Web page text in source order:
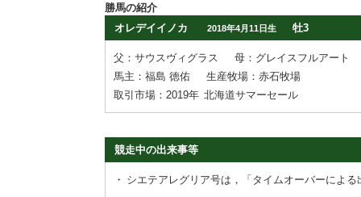
勝馬の紹介
オレデイイノカ
2018年4月11日生 牡3
父：サウスヴィグラス
母：グレイスフルアート
馬主：福島 徳佑
生産牧場：赤石牧場
取引市場：2019年 北海道サマーセール
競走中の出来事等
・ シエテアレグリア号は，「タイムオーバーによ